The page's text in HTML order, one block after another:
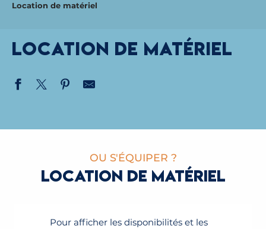
Location de matériel
Location de matériel
OU S'ÉQUIPER ?
LOCATION DE MATÉRIEL
Pour afficher les disponibilités et les